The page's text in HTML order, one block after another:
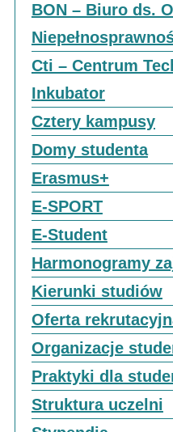
BON – Biuro ds.
Cti – Centrum
Inkubator
Cztery kampusy
Domy studenta
Erasmus+
E-SPORT
E-Student
Harmonogramy
Kierunki studiów
Oferta
Organizacje
Praktyki dla
Struktura uczelni